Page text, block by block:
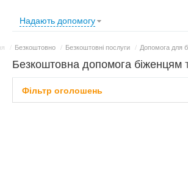
Надають допомогу
Безкоштовно / Безкоштовні послуги / Допомога для
Безкоштовна допомога біженцям
переселенцям
Фільтр оголошень